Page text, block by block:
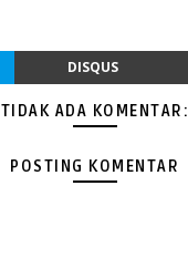
DISQUS
TIDAK ADA KOMENTAR:
POSTING KOMENTAR